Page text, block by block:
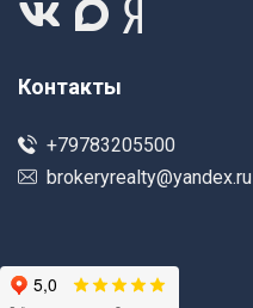
Контакты
+79783205500
brokeryrealty@yandex.ru